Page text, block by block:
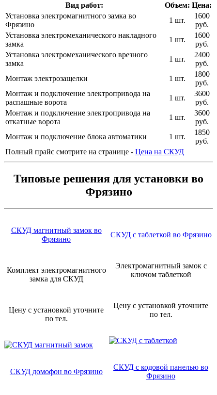
Вид работ: Объем: Цена:
Установка электромагнитного замка во
Фрязино
1 шт.
1600
руб.
Установка электромеханического накладного
замка
1 шт.
1600
руб.
Установка электромеханического врезного
замка
1 шт.
2400
руб.
Монтаж электрозащелки
1 шт.
1800
руб.
Монтаж и подключение электропривода на
распашные ворота
1 шт.
3600
руб.
Монтаж и подключение электропривода на
откатные ворота
1 шт.
3600
руб.
Монтаж и подключение блока автоматики
1 шт.
1850
руб.
Полный прайс смотрите на странице - Цена на СКУД
Типовые решения для установки во
Фрязино
СКУД магнитный замок во
Фрязино
Комплект электромагнитного
замка для СКУД
Цену с установкой уточните
по тел.
СКУД с таблеткой во Фрязино
Электромагнитный замок с
ключом таблеткой
Цену с установкой уточните
по тел.
СКУД домофон во Фрязино
СКУД с кодовой панелью во
Фрязино